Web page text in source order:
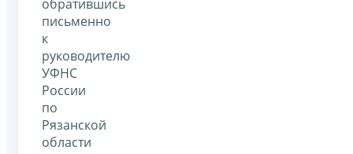
обратившись
письменно
к
руководителю
УФНС
России
по
Рязанской
области